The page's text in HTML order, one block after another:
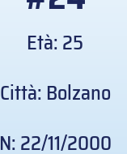
Età: 25
Città: Bolzano
N: 22/11/2000